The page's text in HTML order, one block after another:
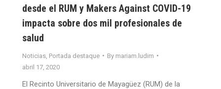
desde el RUM y Makers Against COVID-19
impacta sobre dos mil profesionales de
salud
Noticias Portada destaque By mariam.ludim
abril 17, 2020
El Recinto Universitario de Mayagüez (RUM) de la